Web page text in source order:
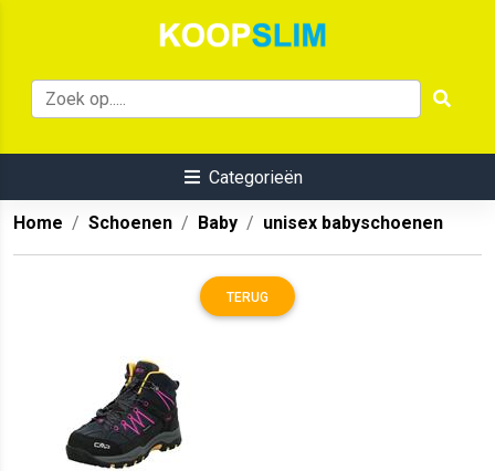
Categorieën
Home Schoenen Baby unisex babyschoenen
TERUG